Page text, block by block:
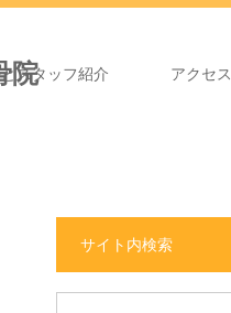
スタッフ紹介 アクセス
サイト内検索